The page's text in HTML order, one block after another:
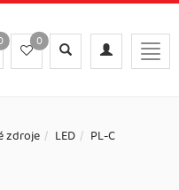
Toggle
navigation
Toggle
search
0
zdroje LED PL-C